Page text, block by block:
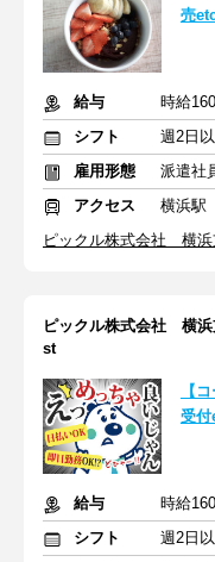
売
給与
時給
シフト
雇用形態
派遣社
アクセス
横浜駅
ピックル株式会社 横浜
ピックル株式会社 横
st
【
受
給与
時給
シフト